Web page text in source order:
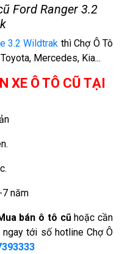
Ford Ranger 3.2
3.2 Wildtrak thì Chợ Ô Tô
Mercedes, Kia...
XE Ô TÔ CŨ TẠI
năm
bán ô tô cũhoặc cần
tới số hotline Chợ Ô